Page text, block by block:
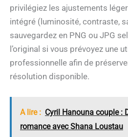
privilégiez les ajustements
intégré (luminosité, contraste,
sauvegardez en PNG ou JPG
l’original si vous prévoyez une
professionnelle afin de
résolution disponible.
A lire : Cyril Hanouna couple :
romance avec Shana Loustau